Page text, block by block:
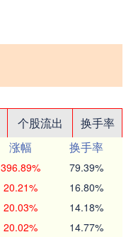
个股流出
换手率
涨幅
换手率
396.89% 79.39%
20.21% 16.80%
20.03% 14.18%
20.02% 14.77%